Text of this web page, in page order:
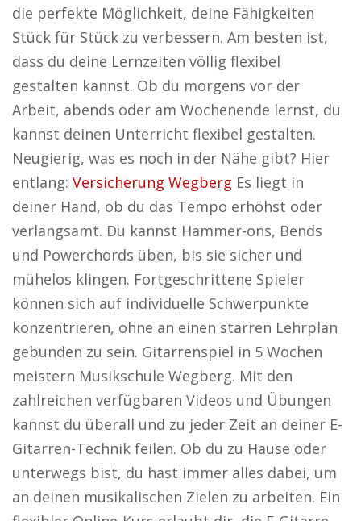
die perfekte Möglichkeit, deine Fähigkeiten
Stück für Stück zu verbessern. Am besten ist,
dass du deine Lernzeiten völlig flexibel
gestalten kannst. Ob du morgens vor der
Arbeit, abends oder am Wochenende lernst, du
kannst deinen Unterricht flexibel gestalten.
Neugierig, was es noch in der Nähe gibt? Hier
entlang: Versicherung Wegberg Es liegt in
deiner Hand, ob du das Tempo erhöhst oder
verlangsamt. Du kannst Hammer-ons, Bends
und Powerchords üben, bis sie sicher und
mühelos klingen. Fortgeschrittene Spieler
können sich auf individuelle Schwerpunkte
konzentrieren, ohne an einen starren Lehrplan
gebunden zu sein. Gitarrenspiel in 5 Wochen
meistern Musikschule Wegberg. Mit den
zahlreichen verfügbaren Videos und Übungen
kannst du überall und zu jeder Zeit an deiner E-
Gitarren-Technik feilen. Ob du zu Hause oder
unterwegs bist, du hast immer alles dabei, um
an deinen musikalischen Zielen zu arbeiten. Ein